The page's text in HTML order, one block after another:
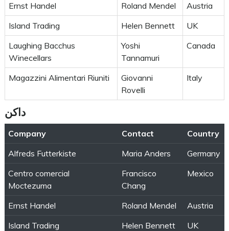
Ernst Handel Roland Mendel
Austria
Island Trading
Helen Bennett
UK
Laughing Bacchus
Winecellars
Yoshi
Tannamuri
Canada
Magazzini Alimentari Riuniti
Giovanni
Rovelli
Italy
داكن
Company Contact
Country
Alfreds Futterkiste
Maria Anders
Germany
Centro comercial
Moctezuma
Francisco
Chang
Mexico
Ernst Handel Roland Mendel
Austria
Island Trading
Helen Bennett
UK